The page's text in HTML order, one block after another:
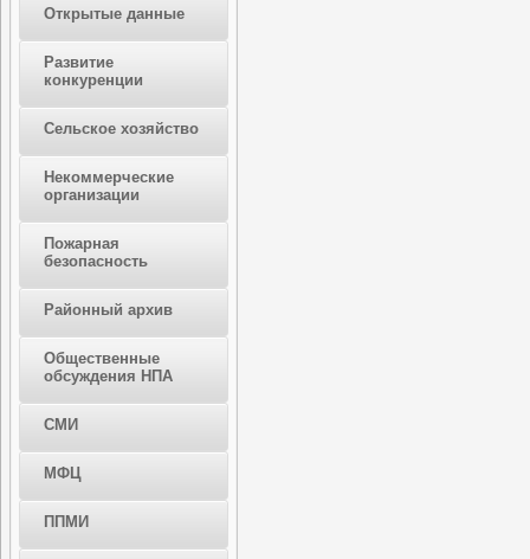
Открытые данные
Развитие
конкуренции
Сельское хозяйство
Некоммерческие
организации
Пожарная
безопасность
Районный архив
Общественные
обсуждения НПА
СМИ
МФЦ
ППМИ